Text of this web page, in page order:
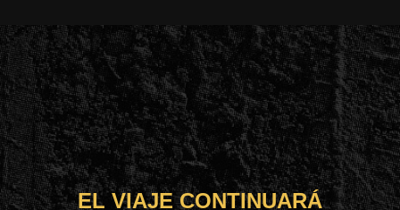
EL VIAJE CONTINUARÁ